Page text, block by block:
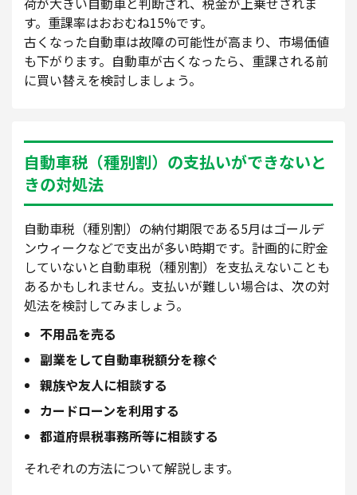
す。重課率はおおむね15%です。
古くなった自動車は故障の可能性が高まり、市場価値
も下がります。自動車が古くなったら、重課される前
に買い替えを検討しましょう。
自動車税（種別割）の支払いができないと
きの対処法
自動車税（種別割）の納付期限である5月はゴールデ
ンウィークなどで支出が多い時期です。計画的に貯金
していないと自動車税（種別割）を支払えないことも
あるかもしれません。支払いが難しい場合は、次の対
処法を検討してみましょう。
不用品を売る
副業をして自動車税額分を稼ぐ
親族や友人に相談する
カードローンを利用する
都道府県税事務所等に相談する
それぞれの方法について解説します。